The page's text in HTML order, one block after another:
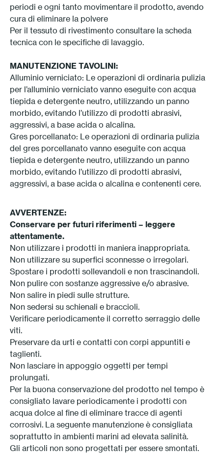
periodi e ogni tanto movimentare il prodotto, avendo
cura di eliminare la polvere
Per il tessuto di rivestimento consultare la scheda
tecnica con le specifiche di lavaggio.
MANUTENZIONE TAVOLINI:
Alluminio verniciato: Le operazioni di ordinaria pulizia
per l’alluminio verniciato vanno eseguite con acqua
tiepida e detergente neutro, utilizzando un panno
morbido, evitando l’utilizzo di prodotti abrasivi,
aggressivi, a base acida o alcalina.
Gres porcellanato: Le operazioni di ordinaria pulizia
del gres porcellanato vanno eseguite con acqua
tiepida e detergente neutro, utilizzando un panno
morbido, evitando l’utilizzo di prodotti abrasivi,
aggressivi, a base acida o alcalina e contenenti cere.
AVVERTENZE:
Conservare per futuri riferimenti – leggere
attentamente.
Non utilizzare i prodotti in maniera inappropriata.
Non utilizzare su superfici sconnesse o irregolari.
Spostare i prodotti sollevandoli e non trascinandoli.
Non pulire con sostanze aggressive e/o abrasive.
Non salire in piedi sulle strutture.
Non sedersi su schienali e braccioli.
Verificare periodicamente il corretto serraggio delle
viti.
Preservare da urti e contatti con corpi appuntiti e
taglienti.
Non lasciare in appoggio oggetti per tempi
prolungati.
Per la buona conservazione del prodotto nel tempo è
consigliato lavare periodicamente i prodotti con
acqua dolce al fine di eliminare tracce di agenti
corrosivi. La seguente manutenzione è consigliata
soprattutto in ambienti marini ad elevata salinità.
Gli articoli non sono progettati per essere smontati.